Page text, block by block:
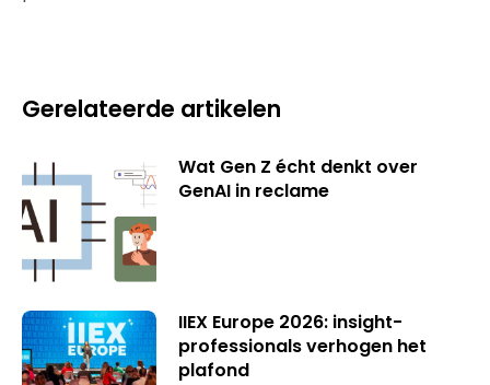
Gerelateerde artikelen
Wat Gen Z écht denkt over
GenAI in reclame
IIEX Europe 2026: insight-
professionals verhogen het
plafond